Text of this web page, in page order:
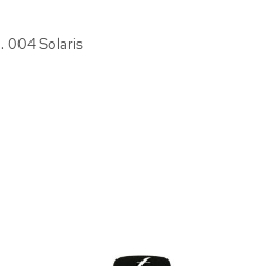
004 Solaris